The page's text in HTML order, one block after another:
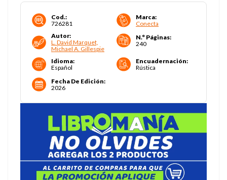
Cod.:
726281
Marca:
Conecta
Autor:
L. David Marquet,
Michael A. Gillespie
N.° Páginas:
240
Idioma:
Español
Encuadernación:
Rústica
Fecha De Edición:
2026